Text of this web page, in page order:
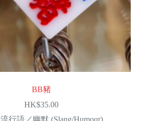
BB豬
HK$35.00